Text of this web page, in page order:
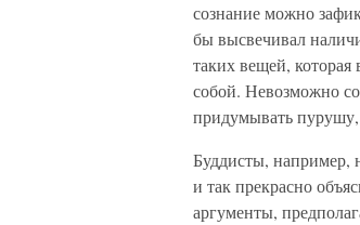
сознание можно
бы высвечивал
таких вещей,
собой. Невозможно
придумывать пурушу,
Буддисты, например,
и так прекрасно
аргументы,